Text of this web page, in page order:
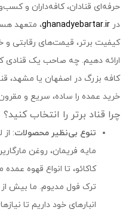
حرفه‌ای قنادان، کافه‌داران و
در ghanadyebartar.ir، متعهد
کیفیت برتر، قیمت‌های رقابتی و
ارائه دهیم. چه صاحب یک قنادی
کافه بزرگ در اصفهان یا مشهد،
خرید عمده را ساده، سریع و
چرا قناد برتر را انتخاب کنید؟
تنوع بی‌نظیر محصولات: از
مایه فریمان، روغن
کاکائو، تا انواع قهوه
انبارهای خود داریم تا